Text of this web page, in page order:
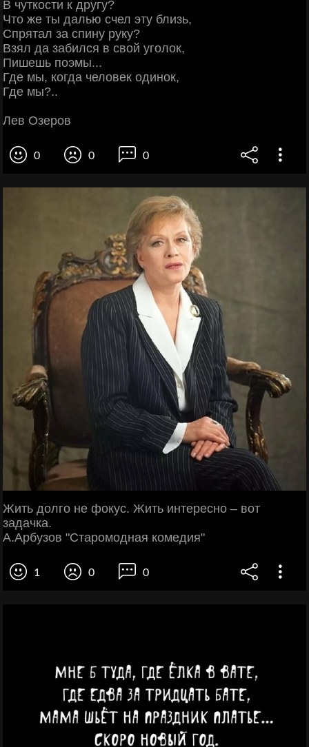
В чуткости к другу?
Что же ты далью счел эту близь,
Спрятал за спину руку?
Взял да забился в свой уголок,
Пишешь поэмы...
Где мы, когда человек одинок,
Где мы?..
Лев Озеров
0 0 0
Жить долго не фокус. Жить интересно – вот
задачка.
А.Арбузов "Старомодная комедия"
1 0 0